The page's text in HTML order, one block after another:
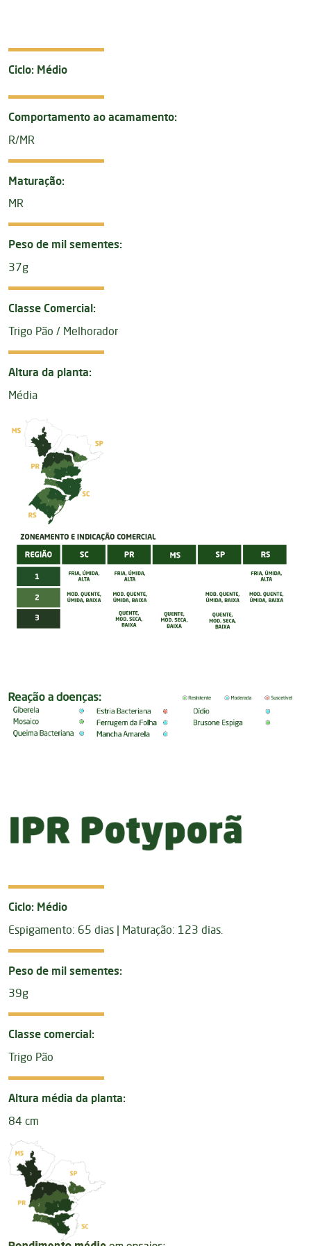
Ciclo: Médio
Comportamento ao acamamento:
R/MR
Maturação:
MR
Peso de mil sementes:
37g
Classe Comercial:
Trigo Pão / Melhorador
Altura da planta:
Média
Ciclo: Médio
Espigamento: 65 dias | Maturação: 123 dias.
Peso de mil sementes:
39g
Classe comercial:
Trigo Pão
Altura média da planta:
84 cm